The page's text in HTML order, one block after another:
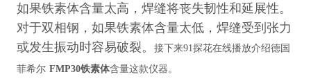
如果铁素体含量太高，焊缝将丧失韧性和延展性。
对于双相钢，如果铁素体含量太低，焊缝受到张力
或发生振动时容易破裂。
接下来91探花在线播放介绍德国
菲希尔 FMP30铁素体含量这款仪器。